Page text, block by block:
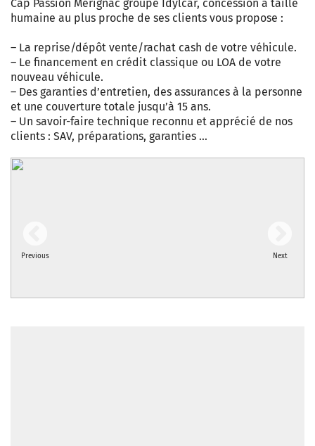
Cap Passion Mérignac groupe Idylcar, concession à taille
humaine au plus proche de ses clients vous propose :
– La reprise/dépôt vente/rachat cash de votre véhicule.
– Le financement en crédit classique ou LOA de votre
nouveau véhicule.
– Des garanties d’entretien, des assurances à la personne
et une couverture totale jusqu’à 15 ans.
– Un savoir-faire technique reconnu et apprécié de nos
clients : SAV, préparations, garanties …
Previous Next